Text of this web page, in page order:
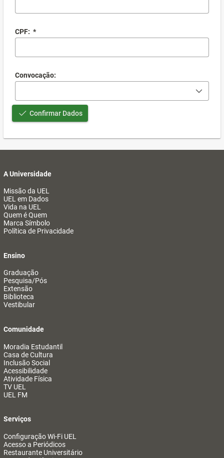
CPF: *
Convocação:
Confirmar Dados
A Universidade
Missão da UEL
UEL em Dados
Vida na UEL
Quem é Quem
Marca Símbolo
Política de Privacidade
Ensino
Graduação
Pesquisa/Pós
Extensão
Biblioteca
Vestibular
Comunidade
Moradia Estudantil
Casa de Cultura
Inclusão Social
Acessibilidade
Atividade Física
TV UEL
UEL FM
Serviços
Configuração Wi-Fi UEL
Acesso a Periódicos
Restaurante Universitário